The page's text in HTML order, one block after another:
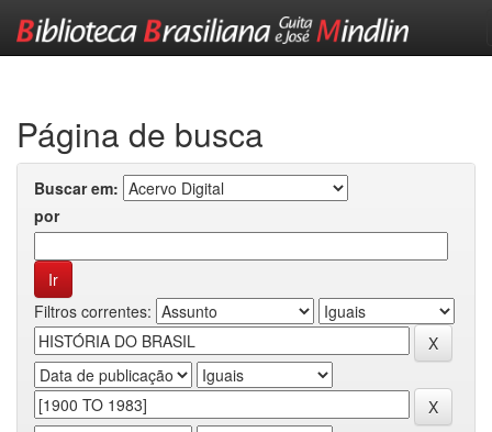
Página de busca
Buscar em:
por
Filtros correntes: